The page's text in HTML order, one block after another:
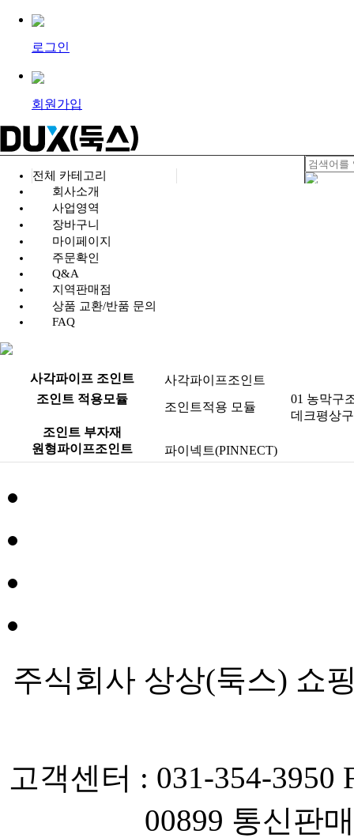
로그인
회원가입
전체 카테고리
회사소개
사업영역
장바구니
마이페이지
주문확인
Q&A
지역판매점
상품 교환/반품 문의
FAQ
사각파이프 조인트
사각파이프조인트
조인트 적용모듈
조인트적용 모듈
01 농막구
데크평상
조인트 부자재
원형파이프조인트
파이넥트(PINNECT)
주식회사 상상(둑스) 쇼
고객센터 : 031-354-3950
00899 통신판